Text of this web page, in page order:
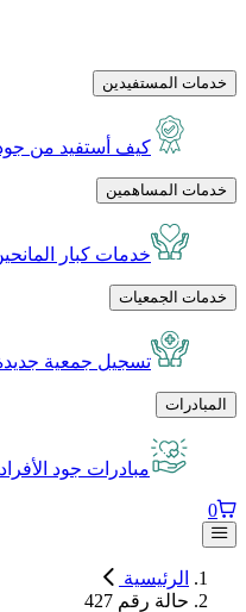
خدمات المستفيدين
كيف أستفيد من
خدمات المساهمين
خدمات كبار
خدمات الجمعيات
تسجيل جمعية
المبادرات
مبادرات جود الأفراد
0
الرئيسية
حالة رقم 427